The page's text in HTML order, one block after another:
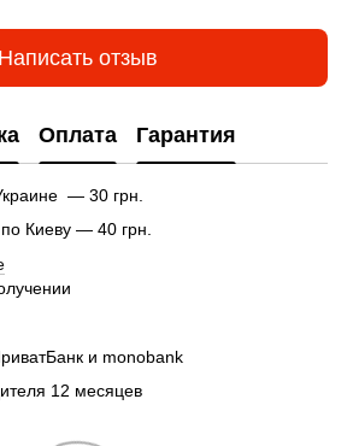
Написать отзыв
Оплата Гарантия
— 30 грн.
Киеву — 40 грн.
и monobank
12 месяцев